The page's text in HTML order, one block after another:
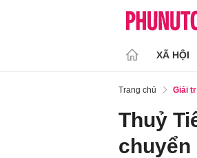
XÃ HỘI
Trang chủ Giải
Thuỷ
chuyển